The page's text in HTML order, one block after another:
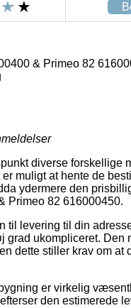
& Primeo 82
diverse forskellige
muligt at hente de
ydermere den
Primeo 82 616000450.
til levering til din
ukompliceret. Den
dette stiller krav om
er virkelig
den estimerede